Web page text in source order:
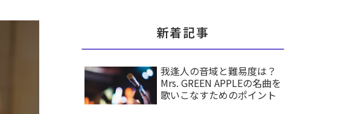
新着記事
我逢人の音域と難易度は？
Mrs. GREEN APPLEの名曲を
歌いこなすためのポイント